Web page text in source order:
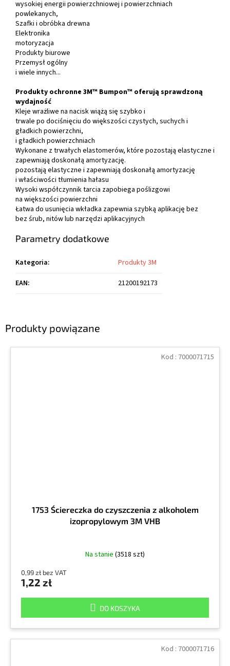
Produkty powiązane
1753 Ściereczka do czyszczenia z alkoholem
izopropylowym 3M VHB
Na stanie (3518 szt)
0,99 zł bez VAT
1,22 zł
DO KOSZYKA
Kod : 7000071715
Kod : 7000071716
wysokiej energii powierzchniowej i powierzchniach
powlekanych,
Szafki i obróbka drewna
Elektronika
motoryzacja
Produkty biurowe
Przemysł ogólny
i wiele innych...
Produkty ochronne 3M™ Bumpon™ oferują sprawdzoną
wydajność
Kleje wrażliwe na nacisk wiążą się szybko i
trwale po dociśnięciu do większości czystych, suchych i
gładkich powierzchni,
i gładkich powierzchniach
Wykonane z trwałych elastomerów, które pozostają elastyczne i
zapewniają doskonałą amortyzację.
pozostają elastyczne i zapewniają doskonałą amortyzację
i właściwości tłumienia hałasu
Wysoki współczynnik tarcia zapobiega poślizgowi
na większości powierzchni
Łatwa do usunięcia wkładka zapewnia szybką aplikację bez
bez śrub, nitów lub narzędzi aplikacyjnych
Parametry dodatkowe
Kategoria:
Produkty 3M
EAN: 21200192173